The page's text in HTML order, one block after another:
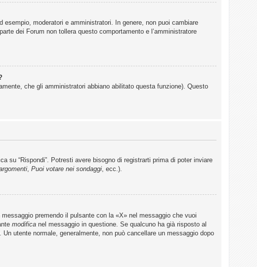
moderatori e amministratori. In genere, non puoi cambiare
dei Forum non tollera questo comportamento e l’amministratore
che gli amministratori abbiano abilitato questa funzione). Questo
su “Rispondi”. Potresti avere bisogno di registrarti prima di poter inviare
Puoi votare nei sondaggi , ecc.).
premendo il pulsante con la «X» nel messaggio che vuoi
modifica nel messaggio in questione. Se qualcuno ha già risposto al
utente normale, generalmente, non può cancellare un messaggio dopo